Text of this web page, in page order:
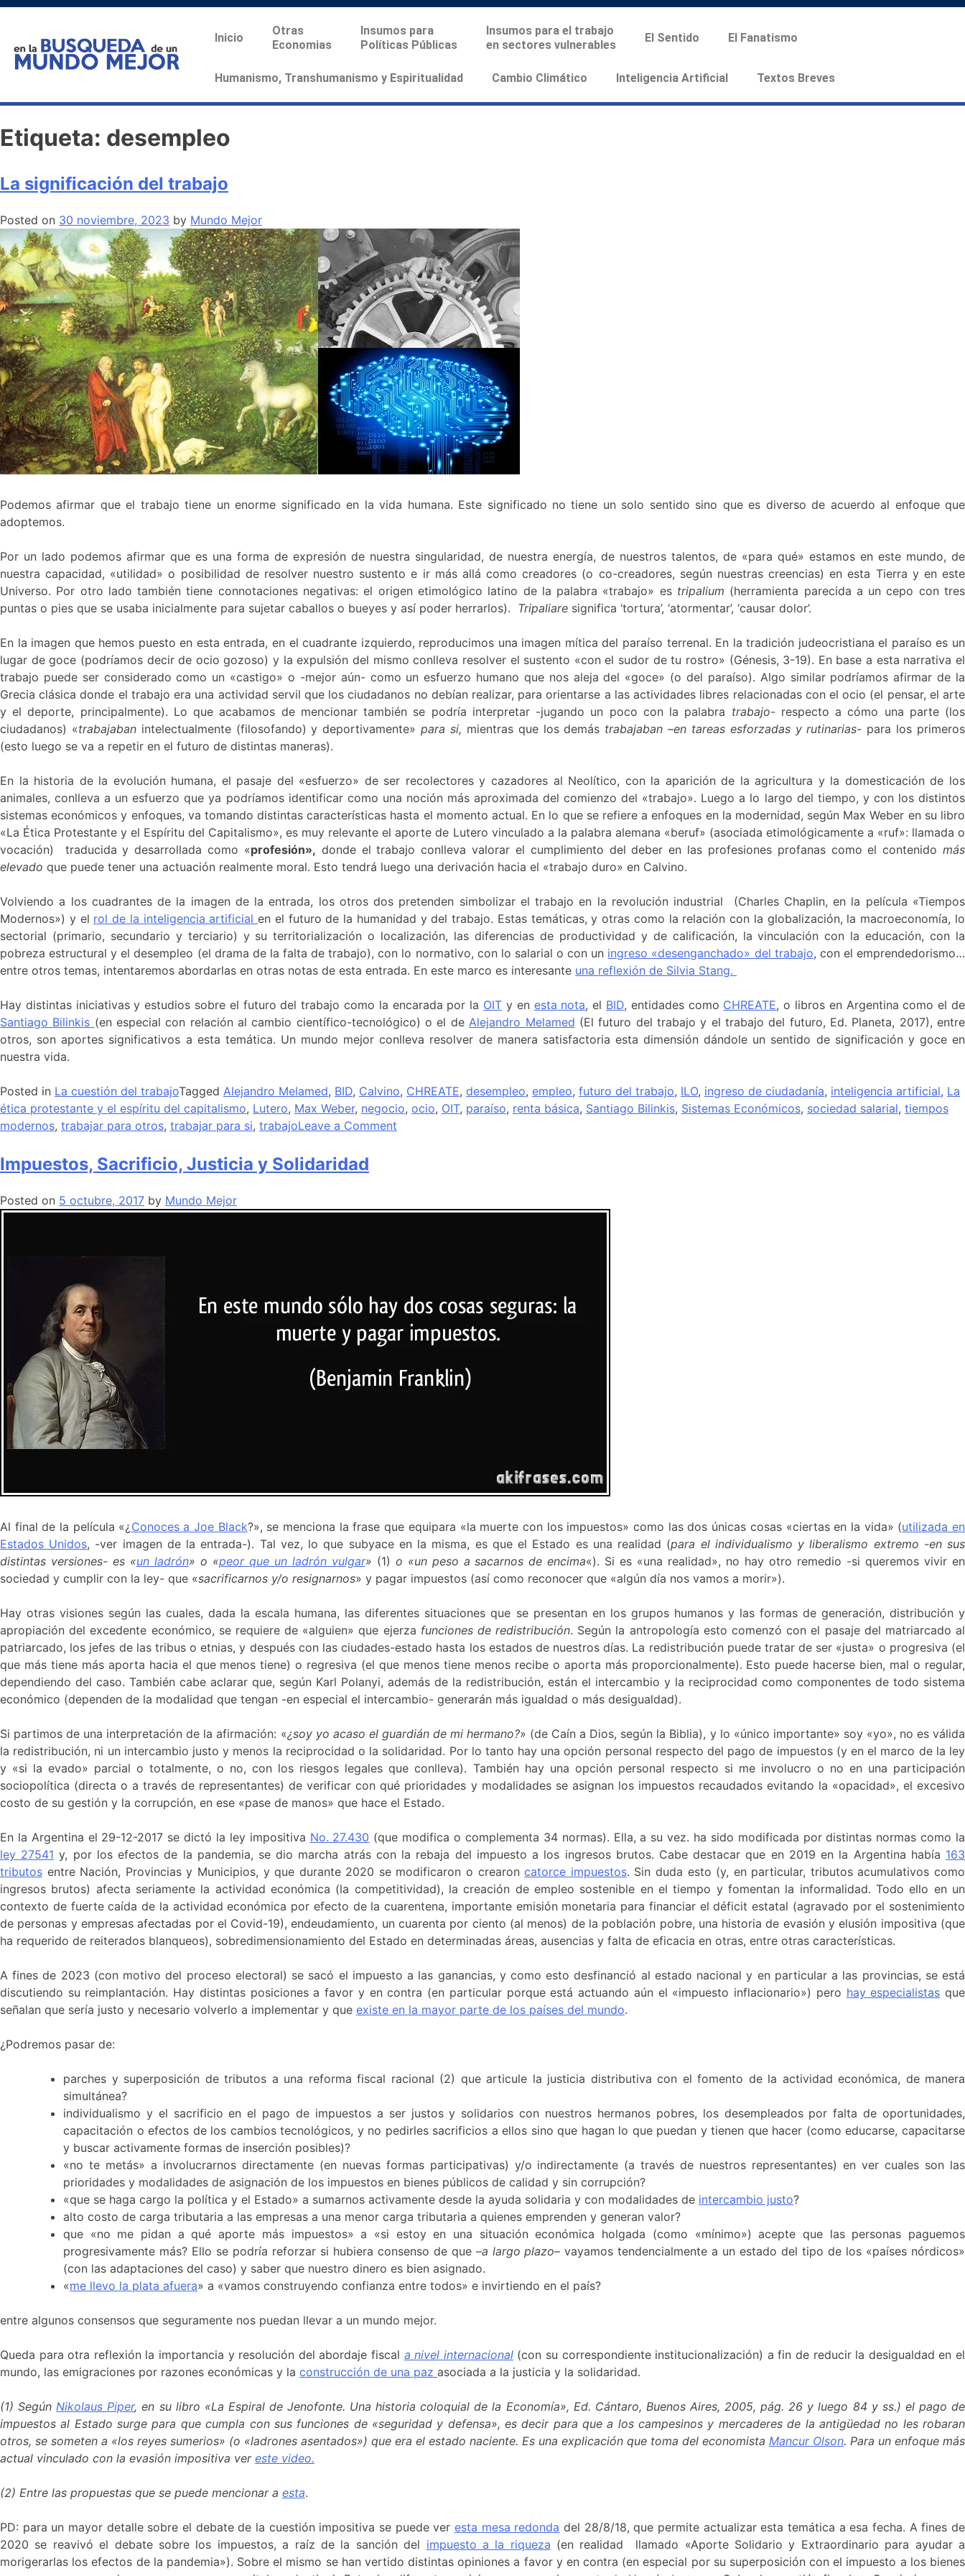
Inicio
Otras
Economias
Insumos para
Políticas Públicas
Insumos para el trabajo
en sectores vulnerables
El Sentido El Fanatismo
Humanismo, Transhumanismo y Espiritualidad Cambio Climático Inteligencia Artificial Textos Breves
Etiqueta: desempleo
La significación del trabajo
Posted on 30 noviembre, 2023 by Mundo Mejor
Podemos afirmar que el trabajo tiene un enorme significado en la vida humana. Este significado no tiene un solo sentido sino que es diverso de acuerdo al enfoque que
adoptemos.
Por un lado podemos afirmar que es una forma de expresión de nuestra singularidad, de nuestra energía, de nuestros talentos, de «para qué» estamos en este mundo, de
nuestra capacidad, «utilidad» o posibilidad de resolver nuestro sustento e ir más allá como creadores (o co-creadores, según nuestras creencias) en esta Tierra y en este
Universo. Por otro lado también tiene connotaciones negativas: el origen etimológico latino de la palabra «trabajo» es tripalium (herramienta parecida a un cepo con tres
puntas o pies que se usaba inicialmente para sujetar caballos o bueyes y así poder herrarlos). Tripaliare significa ‘tortura’, ‘atormentar’, ‘causar dolor’.
En la imagen que hemos puesto en esta entrada, en el cuadrante izquierdo, reproducimos una imagen mítica del paraíso terrenal. En la tradición judeocristiana el paraíso es un
lugar de goce (podríamos decir de ocio gozoso) y la expulsión del mismo conlleva resolver el sustento «con el sudor de tu rostro» (Génesis, 3-19). En base a esta narrativa el
trabajo puede ser considerado como un «castigo» o -mejor aún- como un esfuerzo humano que nos aleja del «goce» (o del paraíso). Algo similar podríamos afirmar de la
Grecia clásica donde el trabajo era una actividad servil que los ciudadanos no debían realizar, para orientarse a las actividades libres relacionadas con el ocio (el pensar, el arte
y el deporte, principalmente). Lo que acabamos de mencionar también se podría interpretar -jugando un poco con la palabra trabajo-respecto a cómo una parte (los
ciudadanos) «trabajabanintelectualmente (filosofando) y deportivamente»para si, mientras que los demás trabajaban –en tareas esforzadas y rutinarias- para los primeros
(esto luego se va a repetir en el futuro de distintas maneras).
En la historia de la evolución humana, el pasaje del «esfuerzo» de ser recolectores y cazadores al Neolítico, con la aparición de la agricultura y la domesticación de los
animales, conlleva a un esfuerzo que ya podríamos identificar como una noción más aproximada del comienzo del «trabajo». Luego a lo largo del tiempo, y con los distintos
sistemas económicos y enfoques, va tomando distintas características hasta el momento actual. En lo que se refiere a enfoques en la modernidad, según Max Weber en su libro
«La Ética Protestante y el Espíritu del Capitalismo», es muy relevante el aporte de Lutero vinculado a la palabra alemana «beruf» (asociada etimológicamente a «ruf»: llamada o
vocación) traducida y desarrollada como «profesión», donde el trabajo conlleva valorar el cumplimiento del deber en las profesiones profanas como el contenidomás
elevado que puede tener una actuación realmente moral. Esto tendrá luego una derivación hacia el «trabajo duro» en Calvino.
Volviendo a los cuadrantes de la imagen de la entrada, los otros dos pretenden simbolizar el trabajo en la revolución industrial (Charles Chaplin, en la película «Tiempos
Modernos») y el rol de la inteligencia artificialen el futuro de la humanidad y del trabajo. Estas temáticas, y otras como la relación con la globalización, la macroeconomía, lo
sectorial (primario, secundario y terciario) y su territorialización o localización, las diferencias de productividad y de calificación, la vinculación con la educación, con la
pobreza estructural y el desempleo (el drama de la falta de trabajo), con lo normativo, con lo salarial o con un ingreso «desenganchado» del trabajo, con el emprendedorismo…
entre otros temas, intentaremos abordarlas en otras notas de esta entrada. En este marco es interesante una reflexión de Silvia Stang.
Hay distintas iniciativas y estudios sobre el futuro del trabajo como la encarada por la OIT y en esta nota, el BID, entidades como CHREATE, o libros en Argentina como el de
Santiago Bilinkis (en especial con relación al cambio científico-tecnológico) o el de Alejandro Melamed (El futuro del trabajo y el trabajo del futuro, Ed. Planeta, 2017), entre
otros, son aportes significativos a esta temática. Un mundo mejor conlleva resolver de manera satisfactoria esta dimensión dándole un sentido de significación y goce en
nuestra vida.
Posted in La cuestión del trabajoTagged Alejandro Melamed, BID, Calvino, CHREATE, desempleo, empleo, futuro del trabajo, ILO, ingreso de ciudadanía, inteligencia artificial, La
ética protestante y el espíritu del capitalismo, Lutero, Max Weber, negocio, ocio, OIT, paraíso, renta básica, Santiago Bilinkis, Sistemas Económicos, sociedad salarial, tiempos
modernos, trabajar para otros, trabajar para si, trabajoLeave a Comment
Impuestos, Sacrificio, Justicia y Solidaridad
Posted on 5 octubre, 2017 by Mundo Mejor
Al final de la película «¿ Conoces a Joe Black?», se menciona la frase que equipara «la muerte con los impuestos» como las dos únicas cosas «ciertas en la vida» (utilizada en
Estados Unidos, -ver imagen de la entrada-). Tal vez, lo que subyace en la misma, es que el Estado es una realidad (para el individualismo y liberalismo extremo -en sus
distintas versiones- es «un ladrón» o «peor que un ladrón vulgar» (1) o «un peso a sacarnos de encima«). Si es «una realidad», no hay otro remedio -si queremos vivir en
sociedad y cumplir con la ley- que «sacrificarnos y/o resignarnos» y pagar impuestos (así como reconocer que «algún día nos vamos a morir»).
Hay otras visiones según las cuales, dada la escala humana, las diferentes situaciones que se presentan en los grupos humanos y las formas de generación, distribución y
apropiación del excedente económico, se requiere de «alguien» que ejerza funciones de redistribución. Según la antropología esto comenzó con el pasaje del matriarcado al
patriarcado, los jefes de las tribus o etnias, y después con las ciudades-estado hasta los estados de nuestros días. La redistribución puede tratar de ser «justa» o progresiva (el
que más tiene más aporta hacia el que menos tiene) o regresiva (el que menos tiene menos recibe o aporta más proporcionalmente). Esto puede hacerse bien, mal o regular,
dependiendo del caso. También cabe aclarar que, según Karl Polanyi, además de la redistribución, están el intercambio y la reciprocidad como componentes de todo sistema
económico (dependen de la modalidad que tengan -en especial el intercambio- generarán más igualdad o más desigualdad).
Si partimos de una interpretación de la afirmación: «¿soy yo acaso el guardián de mi hermano?» (de Caín a Dios, según la Biblia), y lo «único importante» soy «yo», no es válida
la redistribución, ni un intercambio justo y menos la reciprocidad o la solidaridad. Por lo tanto hay una opción personal respecto del pago de impuestos (y en el marco de la ley
y «si la evado» parcial o totalmente, o no, con los riesgos legales que conlleva). También hay una opción personal respecto si me involucro o no en una participación
sociopolítica (directa o a través de representantes) de verificar con qué prioridades y modalidades se asignan los impuestos recaudados evitando la «opacidad», el excesivo
costo de su gestión y la corrupción, en ese «pase de manos» que hace el Estado.
En la Argentina el 29-12-2017 se dictó la ley impositiva No. 27.430 (que modifica o complementa 34 normas). Ella, a su vez. ha sido modificada por distintas normas como la
ley 27541 y, por los efectos de la pandemia, se dio marcha atrás con la rebaja del impuesto a los ingresos brutos. Cabe destacar que en 2019 en la Argentina había 163
tributos entre Nación, Provincias y Municipios, y que durante 2020 se modificaron o crearoncatorce impuestos. Sin duda esto (y, en particular, tributos acumulativos como
ingresos brutos) afecta seriamente la actividad económica (la competitividad), la creación de empleo sostenible en el tiempo y fomentan la informalidad. Todo ello en un
contexto de fuerte caída de la actividad económica por efecto de la cuarentena, importante emisión monetaria para financiar el déficit estatal (agravado por el sostenimiento
de personas y empresas afectadas por el Covid-19), endeudamiento, un cuarenta por ciento (al menos) de la población pobre, una historia de evasión y elusión impositiva (que
ha requerido de reiterados blanqueos), sobredimensionamiento del Estado en determinadas áreas, ausencias y falta de eficacia en otras, entre otras características.
A fines de 2023 (con motivo del proceso electoral) se sacó el impuesto a las ganancias, y como esto desfinanció al estado nacional y en particular a las provincias, se está
discutiendo su reimplantación. Hay distintas posiciones a favor y en contra (en particular porque está actuando aún el «impuesto inflacionario») pero hay especialistas que
señalan que sería justo y necesario volverlo a implementar y que existe en la mayor parte de los países del mundo.
¿Podremos pasar de:
parches y superposición de tributos a una reforma fiscal racional (2) que articule la justicia distributiva con el fomento de la actividad económica, de manera
simultánea?
individualismo y el sacrificio en el pago de impuestos a ser justos y solidarios con nuestros hermanos pobres, los desempleados por falta de oportunidades,
capacitación o efectos de los cambios tecnológicos, y no pedirles sacrificios a ellos sino que hagan lo que puedan y tienen que hacer (como educarse, capacitarse
y buscar activamente formas de inserción posibles)?
«no te metás» a involucrarnos directamente (en nuevas formas participativas) y/o indirectamente (a través de nuestros representantes) en ver cuales son las
prioridades y modalidades de asignación de los impuestos en bienes públicos de calidad y sin corrupción?
«que se haga cargo la política y el Estado» a sumarnos activamente desde la ayuda solidaria y con modalidades de intercambio justo?
alto costo de carga tributaria a las empresas a una menor carga tributaria a quienes emprenden y generan valor?
que «no me pidan a qué aporte más impuestos» a «si estoy en una situación económica holgada (como «mínimo») acepte que las personas paguemos
progresivamente más? Ello se podría reforzar si hubiera consenso de que –a largo plazo– vayamos tendencialmente a un estado del tipo de los «países nórdicos»
(con las adaptaciones del caso) y saber que nuestro dinero es bien asignado.
«me llevo la plata afuera» a «vamos construyendo confianza entre todos» e invirtiendo en el país?
entre algunos consensos que seguramente nos puedan llevar a un mundo mejor.
Queda para otra reflexión la importancia y resolución del abordaje fiscal a nivel internacional(con su correspondiente institucionalización) a fin de reducir la desigualdad en el
mundo, las emigraciones por razones económicas y la construcción de una paz asociada a la justicia y la solidaridad.
(1) Según Nikolaus Piper, en su libro «La Espiral de Jenofonte. Una historia coloquial de la Economía», Ed. Cántaro, Buenos Aires, 2005, pág. 26 y luego 84 y ss.) el pago de
impuestos al Estado surge para que cumpla con sus funciones de «seguridad y defensa», es decir para que a los campesinos y mercaderes de la antigüedad no les robaran
otros, se someten a «los reyes sumerios» (o «ladrones asentados») que era el estado naciente. Es una explicación que toma del economista Mancur Olson. Para un enfoque más
actual vinculado con la evasión impositiva ver este video.
(2) Entre las propuestas que se puede mencionar a esta.
PD: para un mayor detalle sobre el debate de la cuestión impositiva se puede ver esta mesa redonda del 28/8/18, que permite actualizar esta temática a esa fecha. A fines de
2020 se reavivó el debate sobre los impuestos, a raíz de la sanción del impuesto a la riqueza (en realidad llamado «Aporte Solidario y Extraordinario para ayudar a
morigerarlas los efectos de la pandemia»). Sobre el mismo se han vertido distintas opiniones a favor y en contra (en especial por su superposición con el impuesto a los bienes